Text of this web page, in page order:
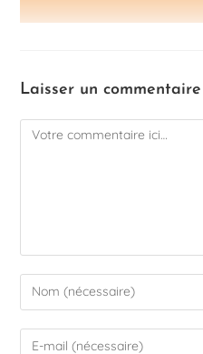
Laisser un commentaire